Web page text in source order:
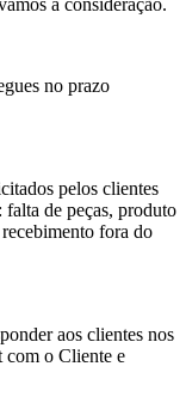
no prazo
pelos clientes
de peças, produto
fora do
aos clientes nos
com o Cliente e